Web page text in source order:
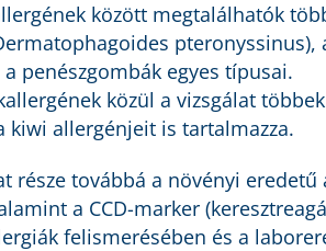
között megtalálhatók
penészgombák egyes típusai.
közül a vizsgálat
kiwi allergénjeit is tartalmazza.
része továbbá a növényi
a CCD-marker
felismerésében és a